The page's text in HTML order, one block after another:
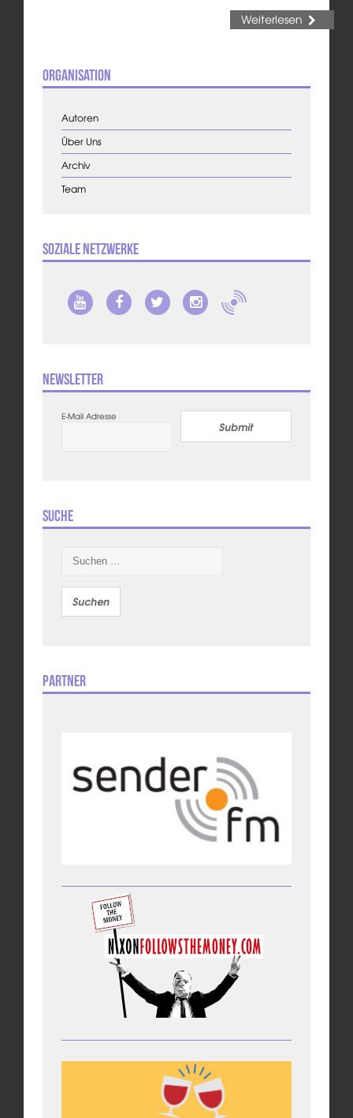
Weiterlesen
Organisation
Autoren
Über Uns
Archiv
Team
Soziale Netzwerke
Newsletter
E-Mail Adresse
Submit
Suche
nach:
Partner